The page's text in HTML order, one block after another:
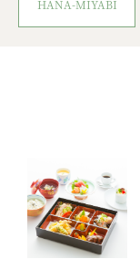
HANA-MIYABI